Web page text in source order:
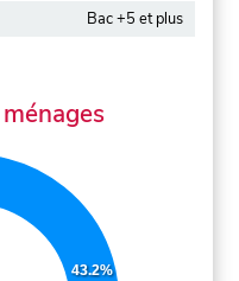
Bac +5 et plus
43.2%